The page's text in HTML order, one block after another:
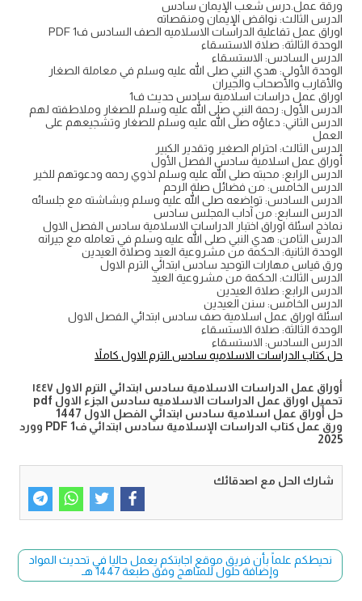
ورقة عمل.درس شعب الإيمان سادس
الدرس الثالث: نواقض الإيمان ومنقصاته
اوراق عمل تفاعلية الدراسات الاسلاميه الصف السادس ف1 PDF
الوحدة الثالثة: صلاة الاستسقاء
الدرس السادس: الاستسقاء
الوحدة الأولى: هدي النبي صلى الله عليه وسلم في معاملة الصغار
والأقارب والأصحاب والجيران
اوراق عمل دراسات اسلامية سادس حديث ف1
الدرس الأول: رحمة النبي صلى الله عليه وسلم للصغار وملاطفته لهم
الدرس الثاني: دعاؤه صلى الله عليه وسلم للصغار وتشجيعهم على
العمل
الدرس الثالث: احترام الصغير وتقدير الكبير
أوراق عمل اسلامية سادس الفصل الأول
الدرس الرابع: محبته صلى الله عليه وسلم لذوي رحمه ودعوتهم للخير
الدرس الخامس: من فضائل صلة الرحم
الدرس السادس: تواضعه صلى الله عليه وسلم وبشاشته مع جلسائه
الدرس السابع: من آداب المجلس سادس
نماذج اسئلة اوراق اختبار الدراسات الاسلامية سادس الفصل الاول
الدرس الثامن: هدي النبي صلى الله عليه وسلم في تعامله مع جيرانه
الوحدة الثانية: الحكمة من مشروعية العيد وصلاة العيدين
ورق قياس مهارات التوحيد سادس ابتدائي الترم الاول
الدرس الثالث: الحكمة من مشروعية العيد
الدرس الرابع: صلاة العيدين
الدرس الخامس: سنن العيدين
اسئلة اوراق عمل اسلامية صف سادس ابتدائي الفصل الاول
الوحدة الثالثة: صلاة الاستسقاء
الدرس السادس: الاستسقاء
حل كتاب الدراسات الاسلاميه سادس الترم الاول كاملاً
أوراق عمل الدراسات الاسلامية سادس ابتدائي الترم الاول ١٤٤٧
تحميل اوراق عمل الدراسات الاسلاميه سادس الجزء الاول pdf
حل أوراق عمل اسلامية سادس ابتدائي الفصل الاول 1447
ورق عمل كتاب الدراسات الإسلامية سادس ابتدائي ف1 PDF وورد
2025
شارك الحل مع اصدقائك
نحيطكم علماً بأن فريق موقع اجابتكم يعمل حاليا في تحديث المواد
وإضافة حلول للمناهج وفق طبعة 1447 هـ